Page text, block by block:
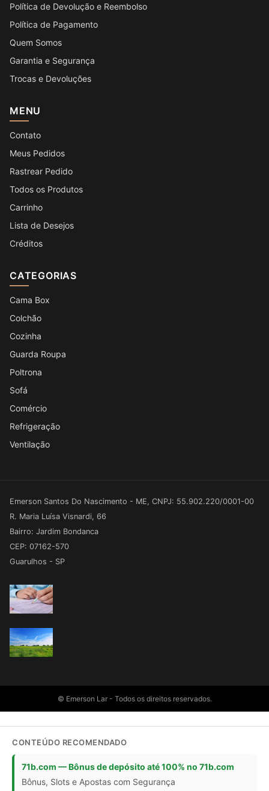
Política de Devolução e Reembolso
Política de Pagamento
Quem Somos
Garantia e Segurança
Trocas e Devoluções
MENU
Contato
Meus Pedidos
Rastrear Pedido
Todos os Produtos
Carrinho
Lista de Desejos
Créditos
CATEGORIAS
Cama Box
Colchão
Cozinha
Guarda Roupa
Poltrona
Sofá
Comércio
Refrigeração
Ventilação
Emerson Santos Do Nascimento - ME, CNPJ: 55.902.220/0001-00
R. Maria Luísa Visnardi, 66
Bairro: Jardim Bondanca
CEP: 07162-570
Guarulhos - SP
© Emerson Lar - Todos os direitos reservados.
CONTEÚDO RECOMENDADO
71b.com — Bônus de depósito até 100% no 71b.com
Bônus, Slots e Apostas com Segurança